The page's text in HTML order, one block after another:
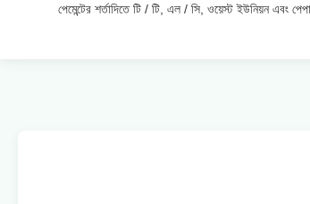
পেমেন্টের শর্তাদিতে টি / টি, এল / সি, ওয়েস্ট ইউনিয়ন এবং